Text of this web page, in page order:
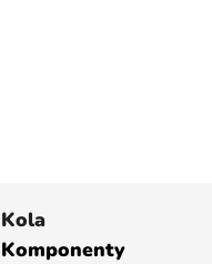
Kola
Komponenty